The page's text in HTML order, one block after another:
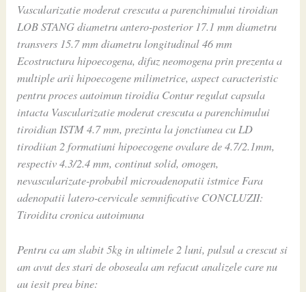
Vascularizatie moderat crescuta a parenchimului tiroidian
LOB STANG diametru antero-posterior 17.1 mm diametru
transvers 15.7 mm diametru longitudinal 46 mm
Ecostructura hipoecogena, difuz neomogena prin prezenta a
multiple arii hipoecogene milimetrice, aspect caracteristic
pentru proces autoimun tiroidia Contur regulat capsula
intacta Vascularizatie moderat crescuta a parenchimului
tiroidian ISTM 4.7 mm, prezinta la jonctiunea cu LD
tirodiian 2 formatiuni hipoecogene ovalare de 4.7/2.1mm,
respectiv 4.3/2.4 mm, continut solid, omogen,
nevascularizate-probabil microadenopatii istmice Fara
adenopatii latero-cervicale semnificative CONCLUZII:
Tiroidita cronica autoimuna
Pentru ca am slabit 5kg in ultimele 2 luni, pulsul a crescut si
am avut des stari de oboseala am refacut analizele care nu
au iesit prea bine: